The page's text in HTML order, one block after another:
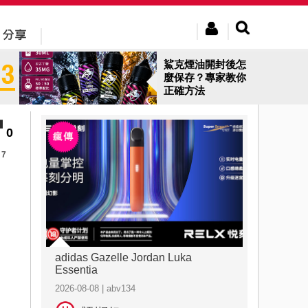
鯊克煙油開封後怎
麼保存？專家教你
正確方法
0
7
adidas Gazelle Jordan Luka
Essentia
2026-08-08 | abv134